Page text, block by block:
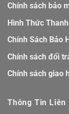
Chính sách bảo
Hình Thức
Chính Sách Bảo
Chính sách đổi
Chính sách giao
Thông Tin Liên